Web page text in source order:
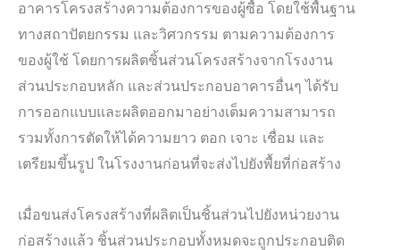
อาคารโครงสร้างความต้องการของผู้ซื้อ โดยใช้พื้นฐาน
ทางสถาปัตยกรรม และวิศวกรรม ตามความต้องการ
ของผู้ใช้ โดยการผลิตชิ้นส่วนโครงสร้างจากโรงงาน
ส่วนประกอบหลัก และส่วนประกอบอาคารอื่นๆ ได้รับ
การออกแบบและผลิตออกมาอย่างเต็มความสามารถ
รวมทั้งการตัดให้ได้ความยาว ตอก เจาะ เชื่อม และ
เตรียมขึ้นรูป ในโรงงานก่อนที่จะส่งไปยังพื้ยที่ก่อสร้าง
เมื่อขนส่งโครงสร้างที่ผลิตเป็นชิ้นส่วนไปยังหน่วยงาน
ก่อสร้างแล้ว ชิ้นส่วนประกอบทั้งหมดจะถูกประกอบติด